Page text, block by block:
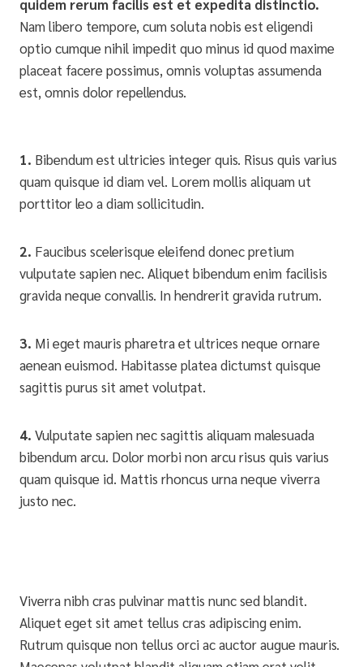
quidem rerum facilis est et expedita distinctio.
Nam libero tempore, cum soluta nobis est eligendi
optio cumque nihil impedit quo minus id quod maxime
placeat facere possimus, omnis voluptas assumenda
est, omnis dolor repellendus.
1. Bibendum est ultricies integer quis. Risus quis varius
quam quisque id diam vel. Lorem mollis aliquam ut
porttitor leo a diam sollicitudin.
2. Faucibus scelerisque eleifend donec pretium
vulputate sapien nec. Aliquet bibendum enim facilisis
gravida neque convallis. In hendrerit gravida rutrum.
3. Mi eget mauris pharetra et ultrices neque ornare
aenean euismod. Habitasse platea dictumst quisque
sagittis purus sit amet volutpat.
4. Vulputate sapien nec sagittis aliquam malesuada
bibendum arcu. Dolor morbi non arcu risus quis varius
quam quisque id. Mattis rhoncus urna neque viverra
justo nec.
Viverra nibh cras pulvinar mattis nunc sed blandit.
Aliquet eget sit amet tellus cras adipiscing enim.
Rutrum quisque non tellus orci ac auctor augue mauris.